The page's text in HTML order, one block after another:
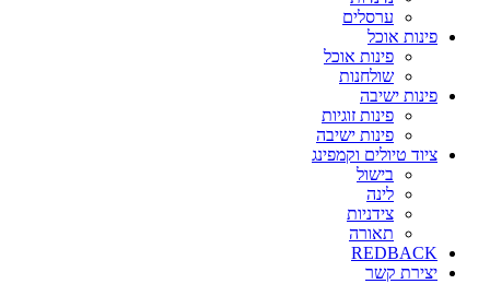
ערסלים
פינות אוכל
פינות אוכל
שולחנות
פינות ישיבה
פינות זוגיות
פינות ישיבה
ציוד טיולים וקמפינג
בישול
לינה
צידניות
תאורה
REDBACK
יצירת קשר